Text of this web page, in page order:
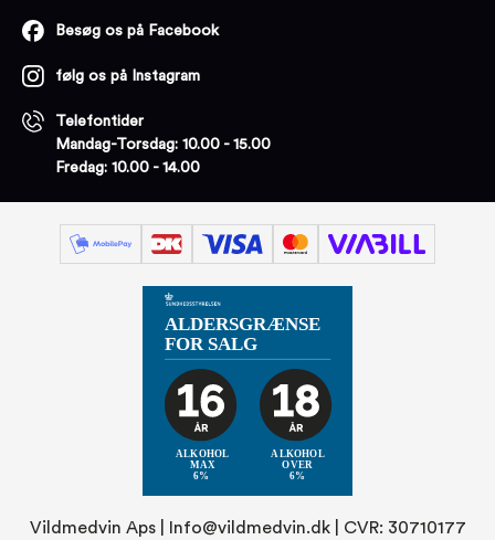
Besøg os på Facebook
følg os på Instagram
Telefontider
Mandag-Torsdag: 10.00 - 15.00
Fredag: 10.00 - 14.00
Vildmedvin Aps | Info@vildmedvin.dk| CVR: 30710177